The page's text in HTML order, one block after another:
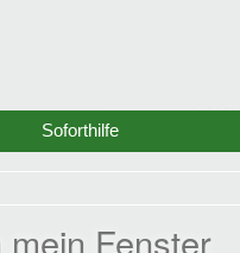
Soforthilfe
Fenster